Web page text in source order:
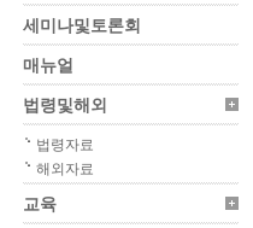
세미나및토론회
매뉴얼
법령및해외
법령자료
해외자료
교육